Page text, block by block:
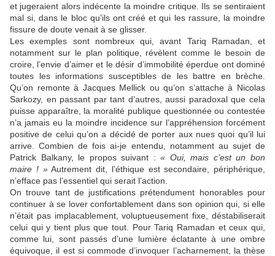
et jugeraient alors indécente la moindre critique. Ils se sentiraient
mal si, dans le bloc qu’ils ont créé et qui les rassure, la moindre
fissure de doute venait à se glisser.
Les exemples sont nombreux qui, avant Tariq Ramadan, et
notamment sur le plan politique, révèlent comme le besoin de
croire, l’envie d’aimer et le désir d’immobilité éperdue ont dominé
toutes les informations susceptibles de les battre en brèche.
Qu’on remonte à Jacques Mellick ou qu’on s’attache à Nicolas
Sarkozy, en passant par tant d’autres, aussi paradoxal que cela
puisse apparaître, la moralité publique questionnée ou contestée
n’a jamais eu la moindre incidence sur l’appréhension forcément
positive de celui qu’on a décidé de porter aux nues quoi qu’il lui
arrive. Combien de fois ai-je entendu, notamment au sujet de
Patrick Balkany, le propos suivant :« Oui, mais c’est un bon
maire ! »Autrement dit, l’éthique est secondaire, périphérique,
n’efface pas l’essentiel qui serait l’action.
On trouve tant de justifications prétendument honorables pour
continuer à se lover confortablement dans son opinion qui, si elle
n’était pas implacablement, voluptueusement fixe, déstabiliserait
celui qui y tient plus que tout. Pour Tariq Ramadan et ceux qui,
comme lui, sont passés d’une lumière éclatante à une ombre
équivoque, il est si commode d’invoquer l’acharnement, la thèse